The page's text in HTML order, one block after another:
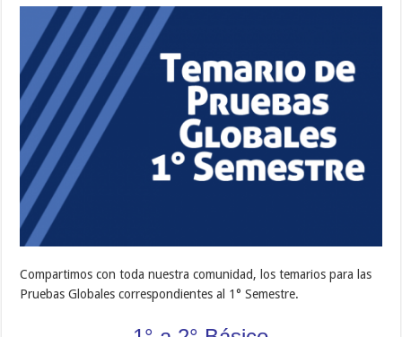
Compartimos con toda nuestra comunidad, los temarios para las
Pruebas Globales correspondientes al 1° Semestre.